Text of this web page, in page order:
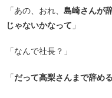
「あの、おれ、 島崎さんが
じゃないかなって 」
「なんで社長？」
「だって高梨さんまで辞め